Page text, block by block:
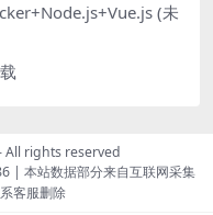
(未
All rights reserved
| 本站数据部分来自互联网采集
客服删除